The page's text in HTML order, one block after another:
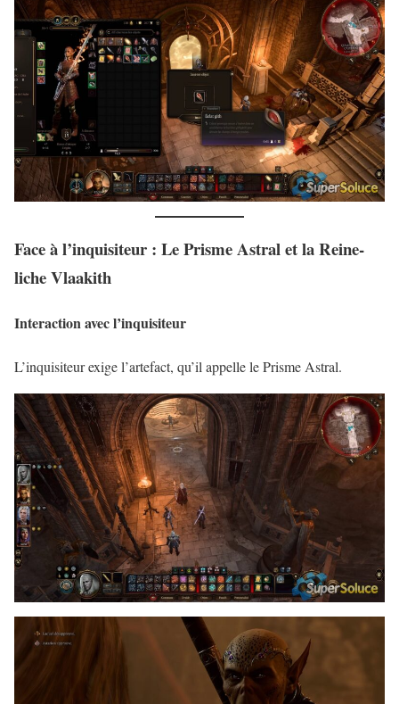
Face à l’inquisiteur : Le Prisme Astral et la Reine-
liche Vlaakith
Interaction avec l’inquisiteur
L’inquisiteur exige l’artefact, qu’il appelle le Prisme Astral.